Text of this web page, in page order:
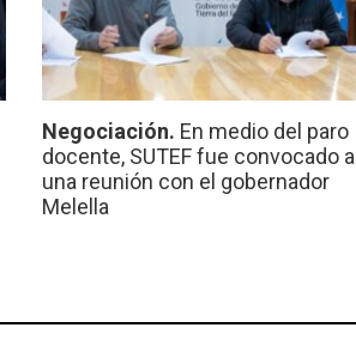
Negociación. En medio del paro
docente, SUTEF fue convocado a
una reunión con el gobernador
Melella